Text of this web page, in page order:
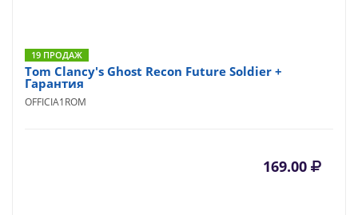
19 ПРОДАЖ
Tom Clancy's Ghost Recon Future Soldier +
Гарантия
OFFICIA1ROM
169.00